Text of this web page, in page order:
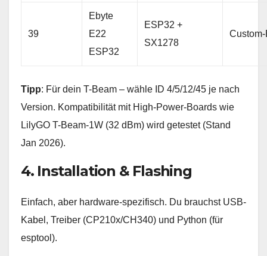
39
Ebyte
E22
ESP32
ESP32 +
SX1278
Tipp: Für dein T-Beam – wähle ID 4/5/12/45 je nach
Version. Kompatibilität mit High-Power-Boards wie
LilyGO T-Beam-1W (32 dBm) wird getestet (Stand
Jan 2026).
4. Installation & Flashing
Einfach, aber hardware-spezifisch. Du brauchst USB-
Kabel, Treiber (CP210x/CH340) und Python (für
esptool).